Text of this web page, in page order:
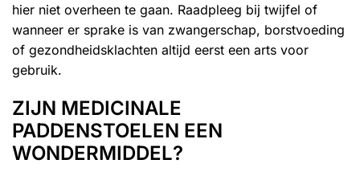
hier niet overheen te gaan. Raadpleeg bij twijfel of
wanneer er sprake is van zwangerschap, borstvoeding
of gezondheidsklachten altijd eerst een arts voor
gebruik.
ZIJN MEDICINALE
PADDENSTOELEN EEN
WONDERMIDDEL?